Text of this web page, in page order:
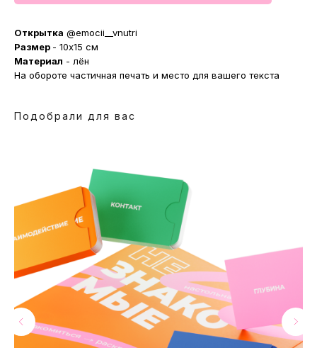
Открытка @emocii__vnutri
Размер - 10x15 см
Материал - лён
На обороте частичная печать и место для вашего текста
Подобрали для вас
МАГАЗИНЫ